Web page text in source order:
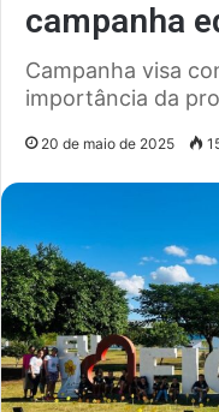
campanha
Campanha visa
importância da
20 de maio de 2025